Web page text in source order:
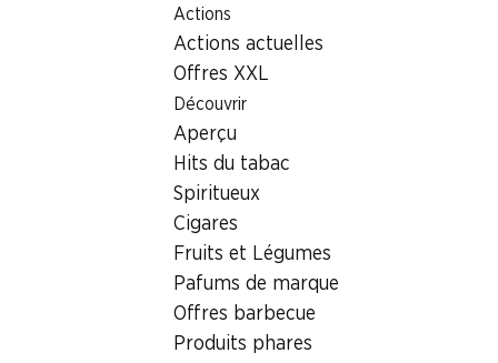
Actions
Actions actuelles
Offres XXL
Découvrir
Aperçu
Hits du tabac
Spiritueux
Cigares
Fruits et Légumes
Pafums de marque
Offres barbecue
Produits phares
Localisateur de succursales
Succursale Denner Mönchaltorferstrasse 6, 8132 Egg
Succursale Denner
Mönchaltorferstrasse 6, 8132 Egg